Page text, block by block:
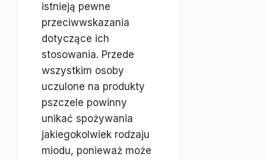
istnieją pewne
przeciwwskazania
dotyczące ich
stosowania. Przede
wszystkim osoby
uczulone na produkty
pszczele powinny
unikać spożywania
jakiegokolwiek rodzaju
miodu, ponieważ może